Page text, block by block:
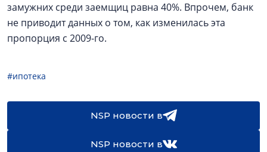
замужних среди заемщиц равна 40%. Впрочем, банк
не приводит данных о том, как изменилась эта
пропорция с 2009-го.
#ипотека
NSP новости в
NSP новости в